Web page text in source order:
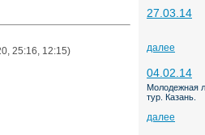
25:16, 12:15)
27.03.14
далее
04.02.14
Молодежная
тур. Казань.
далее